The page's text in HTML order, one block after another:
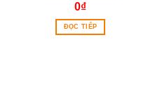
0₫
ĐỌC TIẾP